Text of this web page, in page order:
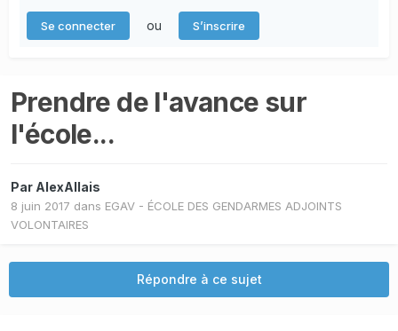
Se connecter ou S’inscrire
Prendre de l'avance sur
l'école...
Par AlexAllais
8 juin 2017 dans EGAV - ÉCOLE DES GENDARMES ADJOINTS
VOLONTAIRES
Répondre à ce sujet